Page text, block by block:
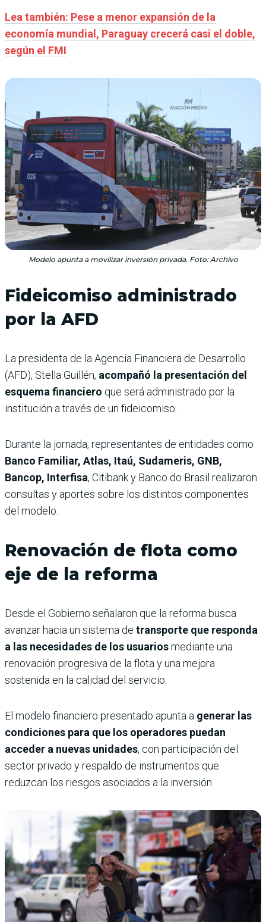
Lea también: Pese a menor expansión de la
economía mundial, Paraguay crecerá casi el doble,
según el FMI
Modelo apunta a movilizar inversión privada. Foto: Archivo
Fideicomiso administrado
por la AFD
La presidenta de la Agencia Financiera de Desarrollo
(AFD), Stella Guillén, acompañó la presentación del
esquema financiero que será administrado por la
institución a través de un fideicomiso.
Durante la jornada, representantes de entidades como
Banco Familiar, Atlas, Itaú, Sudameris, GNB,
Bancop, Interfisa, Citibank y Banco do Brasil realizaron
consultas y aportes sobre los distintos componentes
del modelo.
Renovación de flota como
eje de la reforma
Desde el Gobierno señalaron que la reforma busca
avanzar hacia un sistema de transporte que responda
a las necesidades de los usuariosmediante una
renovación progresiva de la flota y una mejora
sostenida en la calidad del servicio.
El modelo financiero presentado apunta a generar las
condiciones para que los operadores puedan
acceder a nuevas unidades, con participación del
sector privado y respaldo de instrumentos que
reduzcan los riesgos asociados a la inversión.